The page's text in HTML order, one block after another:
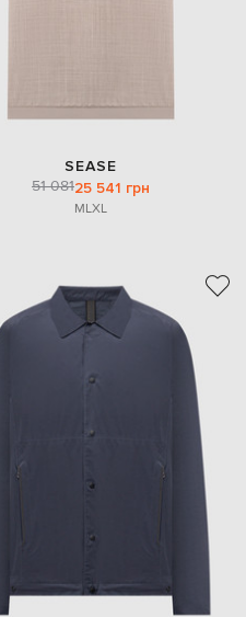
SEASE
51 08125 541 грн
MLXL